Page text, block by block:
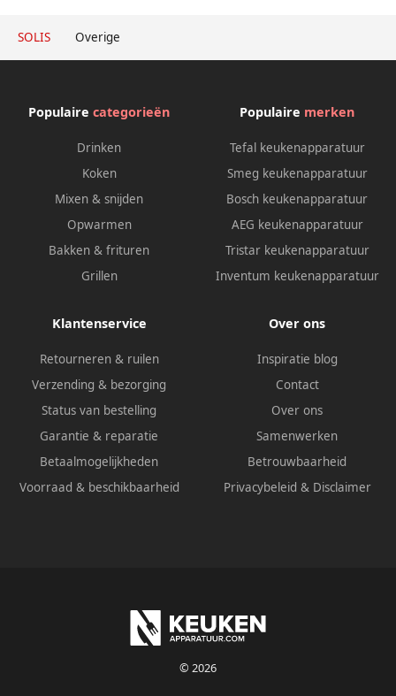
SOLIS Overige
Populaire categorieën
Drinken
Koken
Mixen & snijden
Opwarmen
Bakken & frituren
Grillen
Populaire merken
Tefal keukenapparatuur
Smeg keukenapparatuur
Bosch keukenapparatuur
AEG keukenapparatuur
Tristar keukenapparatuur
Inventum keukenapparatuur
Klantenservice
Retourneren & ruilen
Verzending & bezorging
Status van bestelling
Garantie & reparatie
Betaalmogelijkheden
Voorraad & beschikbaarheid
Over ons
Inspiratie blog
Contact
Over ons
Samenwerken
Betrouwbaarheid
Privacybeleid & Disclaimer
© 2026